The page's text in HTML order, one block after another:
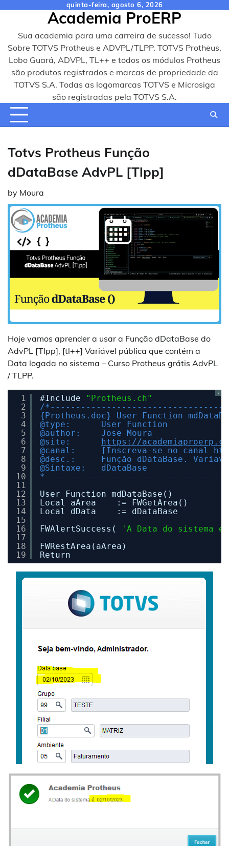
content
quinta-feira, agosto 6, 2026
Academia ProERP
Sua academia para uma carreira de sucesso! Tudo
Sobre TOTVS Protheus e ADVPL/TLPP. TOTVS Protheus,
Lobo Guará, ADVPL, TL++ e todos os módulos Protheus
são produtos registrados e marcas de propriedade da
TOTVS S.A. Todas as logomarcas TOTVS e Microsiga
são registradas pela TOTVS S.A.
Totvs Protheus Função
dDataBase AdvPL [Tlpp]
by Moura
Hoje vamos aprender a usar a Função dDataBase do
AdvPL [Tlpp], [tl++] Variável pública que contém a
Data logada no sistema – Curso Protheus grátis AdvPL
/ TLPP.
?
1
2
3
4
5
6
7
8
9
10
11
12
13
14
15
16
17
18
19
#Include
"Protheus.ch"
/
{Protheus.doc} User Function
@type:      User Function
@author:    Jose Moura
@site: https://
@canal:     [Inscreva-se no canal
@desc.:     Função dDataBase.
@Sintaxe:   dDataBase
User Function mdDataBase()
Local aArea    := FWGetArea()
Local dData    := dDataBase
FWAlertSuccess(
'A Data do sistema
FWRestArea(aArea)
Return